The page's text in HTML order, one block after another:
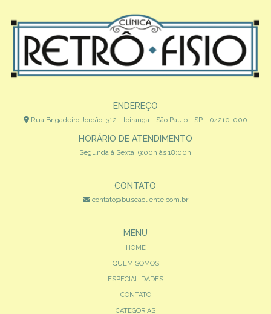
ENDEREÇO
Rua Brigadeiro Jordão, 312 - Ipiranga - São Paulo - SP - 04210-000
HORÁRIO DE ATENDIMENTO
Segunda à Sexta: 9:00h às 18:00h
CONTATO
contato@buscacliente.com.br
MENU
HOME
QUEM SOMOS
ESPECIALIDADES
CONTATO
CATEGORIAS